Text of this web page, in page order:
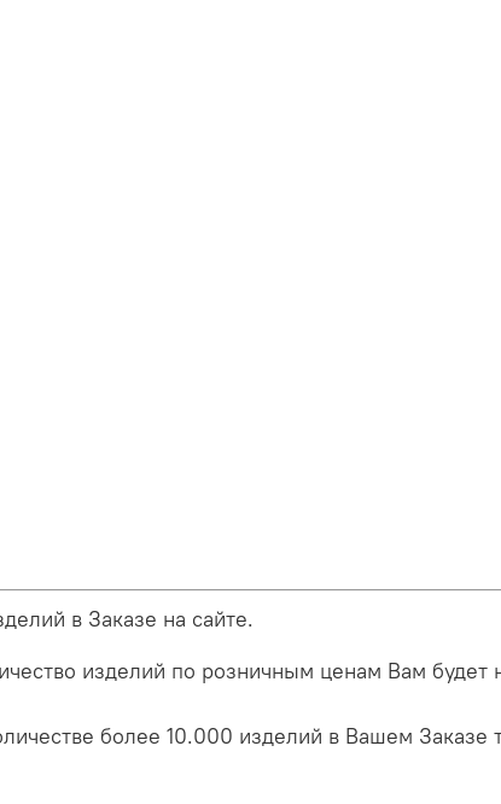
в Заказе на сайте.
изделий по розничным ценам Вам будет
более 10.000 изделий в Вашем